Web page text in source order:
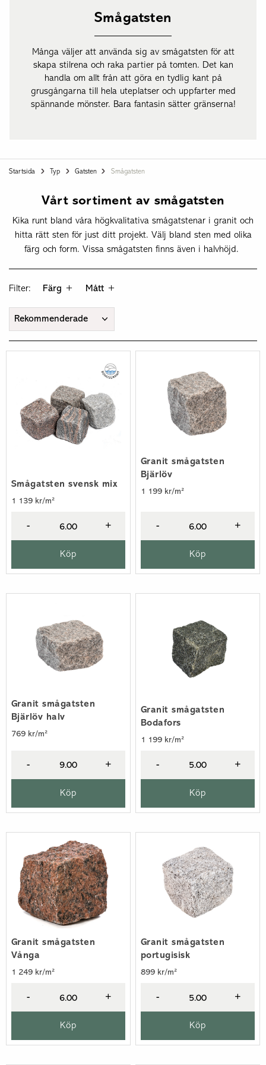
Smågatsten
Många väljer att använda sig av smågatsten för att
skapa stilrena och raka partier på tomten. Det kan
handla om allt från att göra en tydlig kant på
grusgångarna till hela uteplatser och uppfarter med
spännande mönster. Bara fantasin sätter gränserna!
Startsida Typ Gatsten Smågatsten
Vårt sortiment av smågatsten
Kika runt bland våra högkvalitativa smågatstenar i granit och
hitta rätt sten för just ditt projekt. Välj bland sten med olika
färg och form. Vissa smågatsten finns även i halvhöjd.
Filter: Färg Mått
Smågatsten svensk mix
1 139 kr/m²
- +
Köp
Granit smågatsten
Bjärlöv
1 199 kr/m²
- +
Köp
Granit smågatsten
Bjärlöv halv
769 kr/m²
- +
Köp
Granit smågatsten
Bodafors
1 199 kr/m²
- +
Köp
Granit smågatsten
Vånga
1 249 kr/m²
- +
Köp
Granit smågatsten
portugisisk
899 kr/m²
- +
Köp